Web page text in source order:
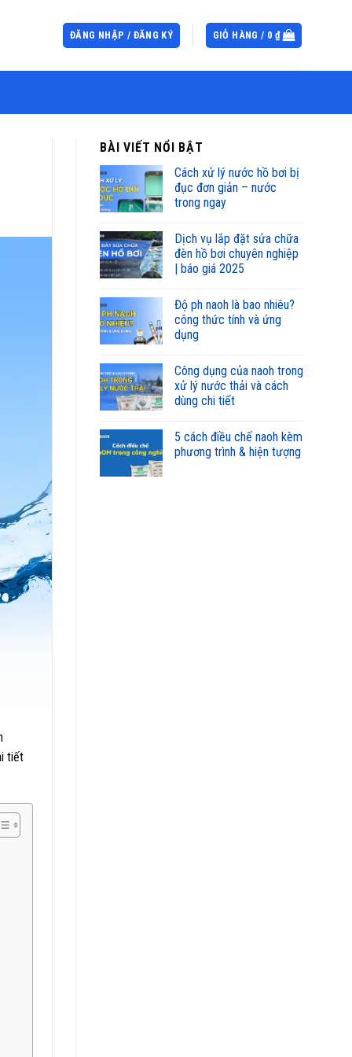
ĐĂNG NHẬP / ĐĂNG KÝ GIỎ HÀNG / 0 ₫
tiết
BÀI VIẾT NỔI BẬT
cách xử lý nước hồ bơi bị
đục đơn giản – nước
trong ngay
dịch vụ lắp đặt sửa chữa
đèn hồ bơi chuyên nghiệp
| báo giá 2025
độ ph naoh là bao nhiêu?
công thức tính và ứng
dụng
công dụng của naoh trong
xử lý nước thải và cách
dùng chi tiết
5 cách điều chế naoh kèm
phương trình & hiện tượng